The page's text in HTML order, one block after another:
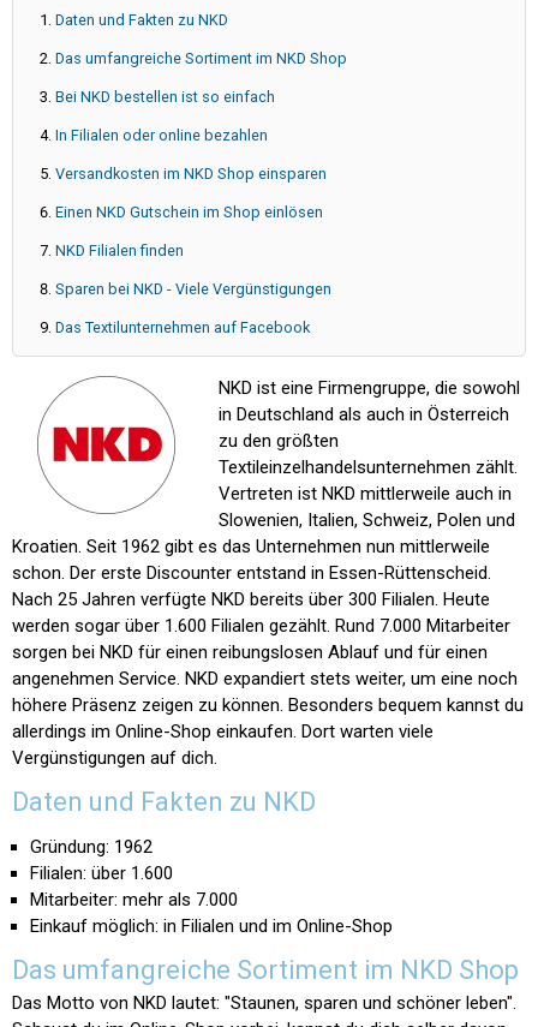
Daten und Fakten zu NKD
Das umfangreiche Sortiment im NKD Shop
Bei NKD bestellen ist so einfach
In Filialen oder online bezahlen
Versandkosten im NKD Shop einsparen
Einen NKD Gutschein im Shop einlösen
NKD Filialen finden
Sparen bei NKD - Viele Vergünstigungen
Das Textilunternehmen auf Facebook
NKD ist eine Firmengruppe, die sowohl
in Deutschland als auch in Österreich
zu den größten
Textileinzelhandelsunternehmen zählt.
Vertreten ist NKD mittlerweile auch in
Slowenien, Italien, Schweiz, Polen und
Kroatien. Seit 1962 gibt es das Unternehmen nun mittlerweile
schon. Der erste Discounter entstand in Essen-Rüttenscheid.
Nach 25 Jahren verfügte NKD bereits über 300 Filialen. Heute
werden sogar über 1.600 Filialen gezählt. Rund 7.000 Mitarbeiter
sorgen bei NKD für einen reibungslosen Ablauf und für einen
angenehmen Service. NKD expandiert stets weiter, um eine noch
höhere Präsenz zeigen zu können. Besonders bequem kannst du
allerdings im Online-Shop einkaufen. Dort warten viele
Vergünstigungen auf dich.
Daten und Fakten zu NKD
Gründung: 1962
Filialen: über 1.600
Mitarbeiter: mehr als 7.000
Einkauf möglich: in Filialen und im Online-Shop
Das umfangreiche Sortiment im NKD Shop
Das Motto von NKD lautet: "Staunen, sparen und schöner leben".